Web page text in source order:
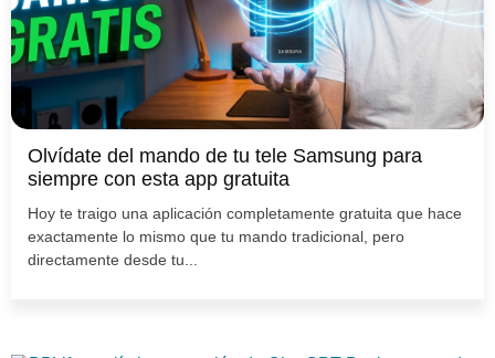
Olvídate del mando de tu tele Samsung para
siempre con esta app gratuita
Hoy te traigo una aplicación completamente gratuita que hace
exactamente lo mismo que tu mando tradicional, pero
directamente desde tu...